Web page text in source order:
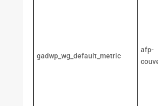
gadwp_wg_default_metric
afp-